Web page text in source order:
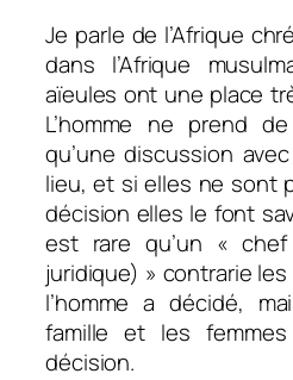
Je parle de l’Afrique
dans l’Afrique
aïeules ont une place
L’homme ne prend
qu’une discussion
lieu, et si elles ne sont
décision elles le font
est rare qu’un «
juridique) » contrarie
l’homme a décidé,
famille et les
décision.